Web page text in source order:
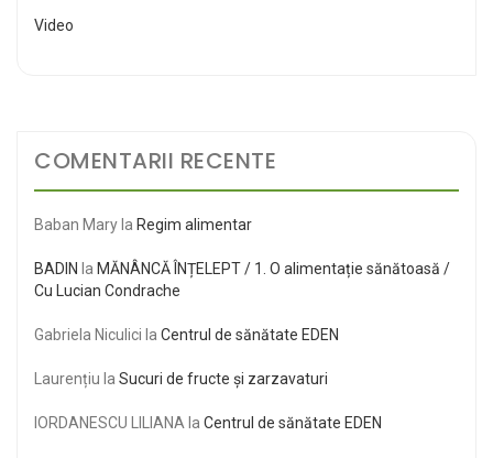
Video
COMENTARII RECENTE
Baban Mary la Regim alimentar
BADIN la MĂNÂNCĂ ÎNȚELEPT / 1. O alimentație sănătoasă /
Cu Lucian Condrache
Gabriela Niculici la Centrul de sănătate EDEN
Laurențiu la Sucuri de fructe și zarzavaturi
IORDANESCU LILIANA la Centrul de sănătate EDEN